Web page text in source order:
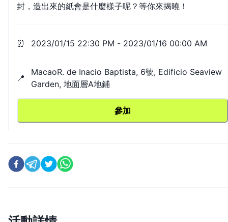
⏰ 2023/01/15 22:30 PM - 2023/01/16 00:00 AM
📍
MacaoR. de Inacio Baptista, 6號, Edificio Seaview
Garden, 地面層A地鋪
參加